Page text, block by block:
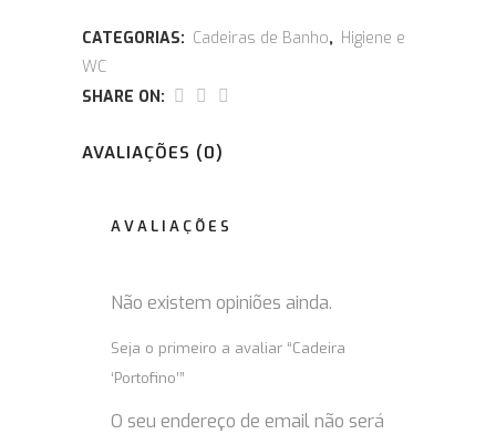
CATEGORIAS: Cadeiras de Banho, Higiene e
WC
SHARE ON:
AVALIAÇÕES (0)
AVALIAÇÕES
Não existem opiniões ainda.
Seja o primeiro a avaliar “Cadeira
‘Portofino’”
O seu endereço de email não será